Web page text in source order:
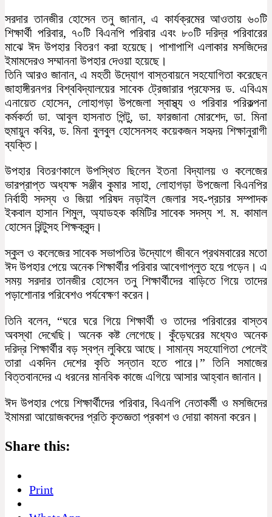
সরদার তানজীর হোসেন তনু জানান, এ কার্যক্রমের আওতায় ৬০টি
শিক্ষার্থী পরিবার, ৭০টি বিএনপি পরিবার এবং ৮০টি দরিদ্র পরিবারের
মাঝে ঈদ উপহার বিতরণ করা হয়েছে। পাশাপাশি এলাকার মসজিদের
ইমামদেরও সম্মাননা উপহার দেওয়া হয়েছে।
তিনি আরও জানান, এ মহতী উদ্যোগ বাস্তবায়নে সহযোগিতা করেছেন
জাহাঙ্গীরনগর বিশ্ববিদ্যালয়ের সাবেক ট্রেজারার প্রফেসর ড. এবিএম
এনায়েত হোসেন, লোহাগড়া উপজেলা স্বাস্থ্য ও পরিবার পরিকল্পনা
কর্মকর্তা ডা. আবুল হাসনাত পিন্টু, ডা. ফারজানা মোরশেদ, ডা. মিনা
হুমায়ুন কবির, ড. মিনা বুলবুল হোসেনসহ কয়েকজন সহৃদয় শিক্ষানুরাগী
ব্যক্তি।
উপহার বিতরণকালে উপস্থিত ছিলেন ইতনা বিদ্যালয় ও কলেজের
ভারপ্রাপ্ত অধ্যক্ষ সঞ্জীব কুমার সাহা, লোহাগড়া উপজেলা বিএনপির
নির্বাহী সদস্য ও জিয়া পরিষদ নড়াইল জেলার সহ-প্রচার সম্পাদক
ইকবাল হাসান শিমুল, অ্যাডহক কমিটির সাবেক সদস্য শ. ম. কামাল
হোসেন রিন্টুসহ শিক্ষকবৃন্দ।
স্কুল ও কলেজের সাবেক সভাপতির উদ্যোগে জীবনে প্রথমবারের মতো
ঈদ উপহার পেয়ে অনেক শিক্ষার্থীর পরিবার আবেগাপ্লুত হয়ে পড়েন। এ
সময় সরদার তানজীর হোসেন তনু শিক্ষার্থীদের বাড়িতে গিয়ে তাদের
পড়াশোনার পরিবেশও পর্যবেক্ষণ করেন।
তিনি বলেন, “ঘরে ঘরে গিয়ে শিক্ষার্থী ও তাদের পরিবারের বাস্তব
অবস্থা দেখেছি। অনেক কষ্ট লেগেছে। কুঁড়েঘরের মধ্যেও অনেক
দরিদ্র শিক্ষার্থীর বড় স্বপ্ন লুকিয়ে আছে। সামান্য সহযোগিতা পেলেই
তারা একদিন দেশের কৃতি সন্তান হতে পারে।” তিনি সমাজের
বিত্তবানদের এ ধরনের মানবিক কাজে এগিয়ে আসার আহ্বান জানান।
ঈদ উপহার পেয়ে শিক্ষার্থীদের পরিবার, বিএনপি নেতাকর্মী ও মসজিদের
ইমামরা আয়োজকদের প্রতি কৃতজ্ঞতা প্রকাশ ও দোয়া কামনা করেন।
Share this:
Print